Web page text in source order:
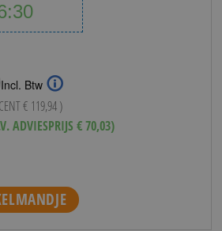
30
Seconds
Incl. Btw
€ 119,94)
ADVIESPRIJS € 70,03)